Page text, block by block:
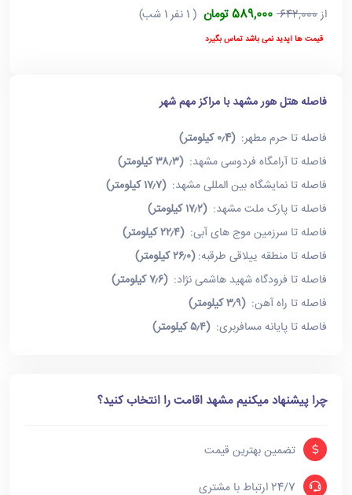
از642,000 589,000 تومان ( 1 نفر 1 شب)
قیمت ها آپدید نمی باشد تماس بگیرد
فاصله هتل هور مشهد با مراکز مهم شهر
فاصله تا حرم مطهر:(۰٫4 کیلومتر)
فاصله تا آرامگاه فردوسی مشهد:(۳۸٫۳ کیلومتر)
فاصله تا نمایشگاه بین المللی مشهد:(۱۷٫۷ کیلومتر)
فاصله تا پارک ملت مشهد:(۱۷٫۲ کیلومتر)
فاصله تا سرزمین موج های آبی:(۲۲٫۴ کیلومتر)
فاصله تا منطقه ییلاقی طرقبه:(۲۶٫۰ کیلومتر)
فاصله تا فرودگاه شهید هاشمی نژاد:(۷٫۶ کیلومتر)
فاصله تا راه آهن:(۳٫۹ کیلومتر)
فاصله تا پایانه مسافربری:(۵٫۴ کیلومتر)
چرا پیشنهاد میکنیم مشهد اقامت را انتخاب کنید؟
تضمین بهترین قیمت
24/7 ارتباط با مشتری